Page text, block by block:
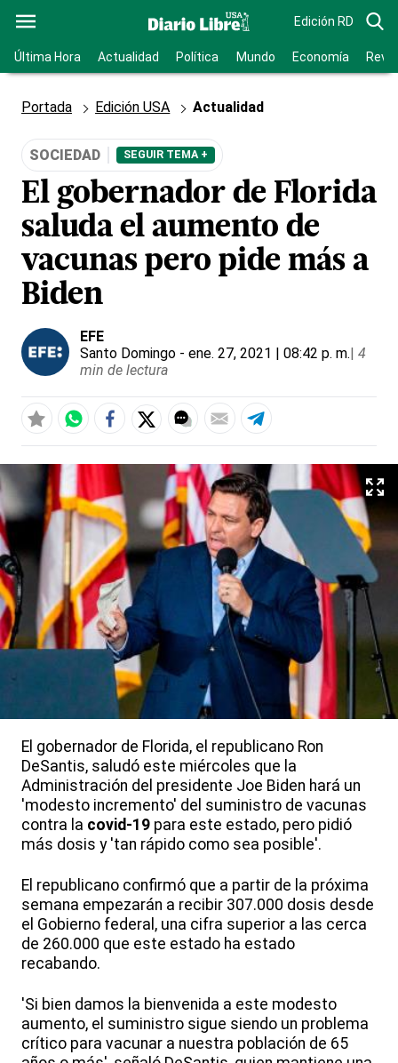
Edición RD
Última Hora Actualidad Política Mundo Economía
Portada Edición USA Actualidad
SOCIEDAD SEGUIR TEMA +
El gobernador de Florida
saluda el aumento de
vacunas pero pide más a
Biden
EFE
Santo Domingo - ene. 27, 2021 | 08:42 p. m.| 4
min de lectura
El gobernador de Florida, el republicano Ron
DeSantis, saludó este miércoles que la
Administración del presidente Joe Biden hará un
'modesto incremento' del suministro de vacunas
contra la covid-19 para este estado, pero pidió
más dosis y 'tan rápido como sea posible'.
El republicano confirmó que a partir de la próxima
semana empezarán a recibir 307.000 dosis desde
el Gobierno federal, una cifra superior a las cerca
de 260.000 que este estado ha estado
recabando.
'Si bien damos la bienvenida a este modesto
aumento, el suministro sigue siendo un problema
crítico para vacunar a nuestra población de 65